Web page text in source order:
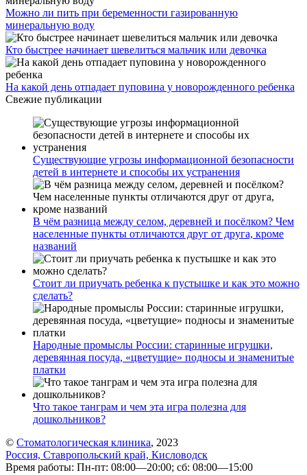
Можно ли пить при беременности газированную
минеральную воду
Кто быстрее начинает шевелиться мальчик или девочка
На какой день отпадает пуповина у новорожденного ребенка
Свежие публикации
Существующие угрозы информационной безопасности
детей в интернете и способы их устранения
В чём разница между селом, деревней и посёлком? Чем
населенные пункты отличаются друг от друга, кроме
названий
Стоит ли приучать ребенка к пустышке и как это можно
сделать?
Народные промыслы России: старинные игрушки,
деревянная посуда, «цветущие» подносы и знаменитые
платки
Что такое танграм и чем эта игра полезна для
дошкольников?
© Стоматологическая клиника, 2023
Россия, Ставропольский край, Кисловодск
Время работы: Пн-пт: 08:00—20:00; сб: 08:00—15:00